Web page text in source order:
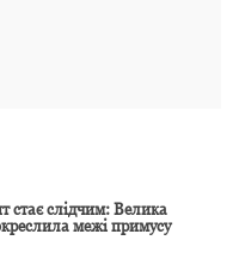
стає слідчим: Велика
межі примусу